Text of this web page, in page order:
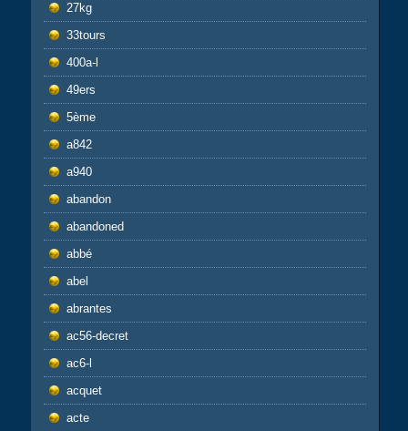
27kg
33tours
400a-l
49ers
5ème
a842
a940
abandon
abandoned
abbé
abel
abrantes
ac56-decret
ac6-l
acquet
acte